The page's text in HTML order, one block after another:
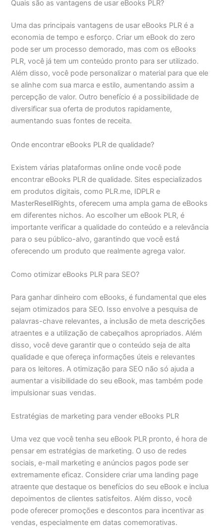
Quais são as vantagens de usar eBooks PLR?
Uma das principais vantagens de usar eBooks PLR é a
economia de tempo e esforço. Criar um eBook do zero
pode ser um processo demorado, mas com os eBooks
PLR, você já tem um conteúdo pronto para ser utilizado.
Além disso, você pode personalizar o material para que ele
se alinhe com sua marca e estilo, aumentando assim a
percepção de valor. Outro benefício é a possibilidade de
diversificar sua oferta de produtos rapidamente,
aumentando suas fontes de receita.
Onde encontrar eBooks PLR de qualidade?
Existem várias plataformas online onde você pode
encontrar eBooks PLR de qualidade. Sites especializados
em produtos digitais, como PLR.me, IDPLR e
MasterResellRights, oferecem uma ampla gama de eBooks
em diferentes nichos. Ao escolher um eBook PLR, é
importante verificar a qualidade do conteúdo e a relevância
para o seu público-alvo, garantindo que você está
oferecendo um produto que realmente agrega valor.
Como otimizar eBooks PLR para SEO?
Para ganhar dinheiro com eBooks, é fundamental que eles
sejam otimizados para SEO. Isso envolve a pesquisa de
palavras-chave relevantes, a inclusão de meta descrições
atraentes e a utilização de cabeçalhos apropriados. Além
disso, você deve garantir que o conteúdo seja de alta
qualidade e que ofereça informações úteis e relevantes
para os leitores. A otimização para SEO não só ajuda a
aumentar a visibilidade do seu eBook, mas também pode
impulsionar suas vendas.
Estratégias de marketing para vender eBooks PLR
Uma vez que você tenha seu eBook PLR pronto, é hora de
pensar em estratégias de marketing. O uso de redes
sociais, e-mail marketing e anúncios pagos pode ser
extremamente eficaz. Considere criar uma landing page
atraente que destaque os benefícios do seu eBook e inclua
depoimentos de clientes satisfeitos. Além disso, você
pode oferecer promoções e descontos para incentivar as
vendas, especialmente em datas comemorativas.